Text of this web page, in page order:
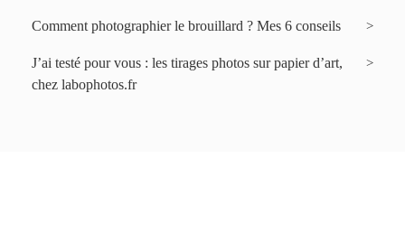
Comment photographier le brouillard ? Mes 6 conseils
J’ai testé pour vous : les tirages photos sur papier d’art,
chez labophotos.fr